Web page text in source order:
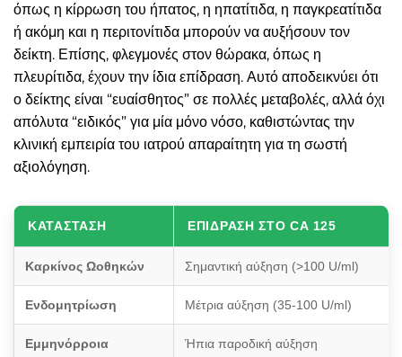
όπως η κίρρωση του ήπατος, η ηπατίτιδα, η παγκρεατίτιδα
ή ακόμη και η περιτονίτιδα μπορούν να αυξήσουν τον
δείκτη. Επίσης, φλεγμονές στον θώρακα, όπως η
πλευρίτιδα, έχουν την ίδια επίδραση. Αυτό αποδεικνύει ότι
ο δείκτης είναι “ευαίσθητος” σε πολλές μεταβολές, αλλά όχι
απόλυτα “ειδικός” για μία μόνο νόσο, καθιστώντας την
κλινική εμπειρία του ιατρού απαραίτητη για τη σωστή
αξιολόγηση.
ΚΑΤΆΣΤΑΣΗ ΕΠΊΔΡΑΣΗ ΣΤΟ CA 125
Καρκίνος Ωοθηκών Σημαντική αύξηση (>100 U/ml)
Ενδομητρίωση Μέτρια αύξηση (35-100 U/ml)
Εμμηνόρροια Ήπια παροδική αύξηση